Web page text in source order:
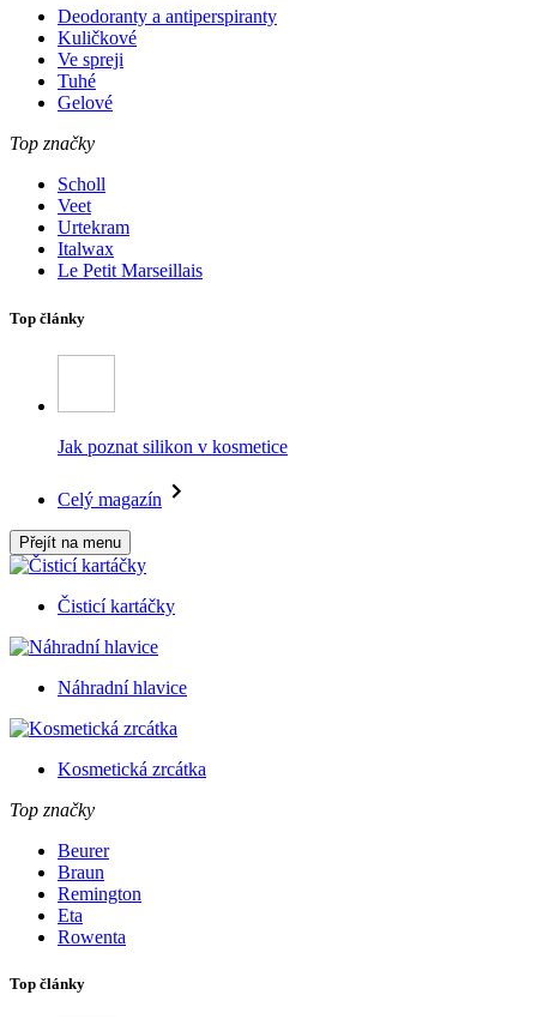
Deodoranty a antiperspiranty
Kuličkové
Ve spreji
Tuhé
Gelové
Top značky
Scholl
Veet
Urtekram
Italwax
Le Petit Marseillais
Top články
Jak poznat silikon v kosmetice
Celý magazín
Přejít na menu
Čisticí kartáčky
Náhradní hlavice
Kosmetická zrcátka
Top značky
Beurer
Braun
Remington
Eta
Rowenta
Top články